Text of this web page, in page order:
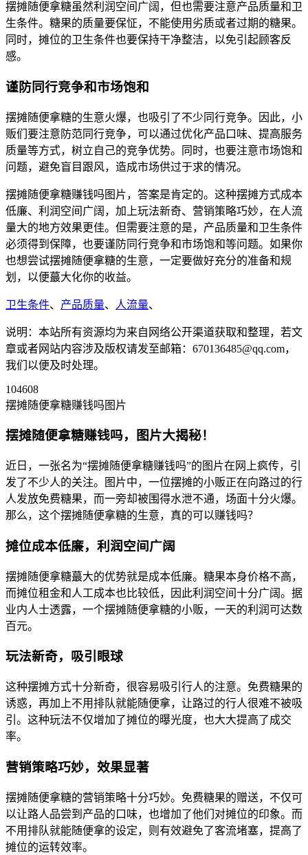
摆摊随便拿糖虽然利润空间广阔，但也需要注意产品质量和卫
生条件。糖果的质量要保怔，不能使用劣质或者过期的糖果。
同时，摊位的卫生条件也要保持干净整洁，以免引起顾客反
感。
谨防同行竞争和市场饱和
摆摊随便拿糖的生意火爆，也吸引了不少同行竞争。因此，小
贩们要注意防范同行竞争，可以通过优化产品口味、提高服务
质量等方式，树立自己的竞争优势。同时，也要注意市场饱和
问题，避免盲目跟风，造成市场供过于求的情况。
摆摊随便拿糖赚钱吗图片，答案是肯定的。这种摆摊方式成本
低廉、利润空间广阔，加上玩法新奇、营销策略巧妙，在人流
量大的地方效果更佳。但需要注意的是，产品质量和卫生条件
必须得到保障，也要谨防同行竞争和市场饱和等问题。如果你
也想尝试摆摊随便拿糖的生意，一定要做好充分的准备和规
划，以便蕞大化你的收益。
卫生条件、 产品质量、 人流量、
说明：本站所有资源均为来自网络公开渠道获取和整理，若文
章或者网站内容涉及版权请发至邮箱：670136485@qq.com，
我们以便及时处理。
104608
摆摊随便拿糖赚钱吗图片
摆摊随便拿糖赚钱吗，图片大揭秘！
近日，一张名为“摆摊随便拿糖赚钱吗”的图片在网上疯传，引
发了不少人的关注。图片中，一位摆摊的小贩正在向路过的行
人发放免费糖果，而一旁却被围得水泄不通，场面十分火爆。
那么，这个摆摊随便拿糖的生意，真的可以赚钱吗？
摊位成本低廉，利润空间广阔
摆摊随便拿糖蕞大的优势就是成本低廉。糖果本身价格不高，
而摊位租金和人工成本也比较低，因此利润空间十分广阔。据
业内人士透露，一个摆摊随便拿糖的小贩，一天的利润可达数
百元。
玩法新奇，吸引眼球
这种摆摊方式十分新奇，很容易吸引行人的注意。免费糖果的
诱惑，再加上不用排队就能随便拿，让路过的行人很难不被吸
引。这种玩法不仅增加了摊位的曝光度，也大大提高了成交
率。
营销策略巧妙，效果显著
摆摊随便拿糖的营销策略十分巧妙。免费糖果的赠送，不仅可
以让路人品尝到产品的口味，也增加了他们对摊位的印象。而
不用排队就能随便拿的设定，则有效避免了客流堵塞，提高了
摊位的运转效率。